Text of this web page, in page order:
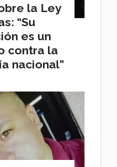
la Ley
“Su
es un
contra la
nacional”